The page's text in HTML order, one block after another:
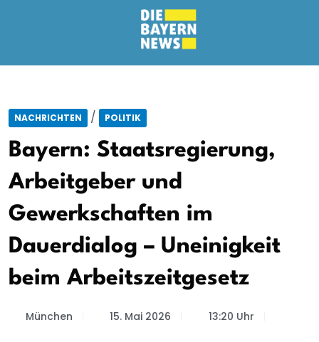
NACHRICHTEN / POLITIK
Bayern: Staatsregierung,
Arbeitgeber und
Gewerkschaften im
Dauerdialog – Uneinigkeit
beim Arbeitszeitgesetz
München 15. Mai 2026 13:20 Uhr